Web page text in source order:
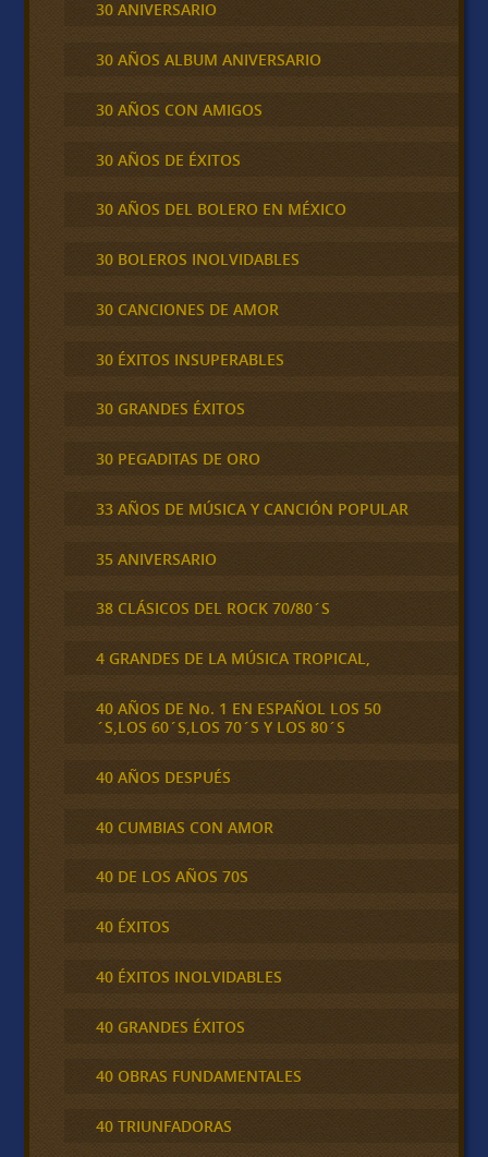
30 ANIVERSARIO
30 AÑOS ALBUM ANIVERSARIO
30 AÑOS CON AMIGOS
30 AÑOS DE ÉXITOS
30 AÑOS DEL BOLERO EN MÉXICO
30 BOLEROS INOLVIDABLES
30 CANCIONES DE AMOR
30 ÉXITOS INSUPERABLES
30 GRANDES ÉXITOS
30 PEGADITAS DE ORO
33 AÑOS DE MÚSICA Y CANCIÓN POPULAR
35 ANIVERSARIO
38 CLÁSICOS DEL ROCK 70/80´S
4 GRANDES DE LA MÚSICA TROPICAL,
40 AÑOS DE No. 1 EN ESPAÑOL LOS 50
´S,LOS 60´S,LOS 70´S Y LOS 80´S
40 AÑOS DESPUÉS
40 CUMBIAS CON AMOR
40 DE LOS AÑOS 70S
40 ÉXITOS
40 ÉXITOS INOLVIDABLES
40 GRANDES ÉXITOS
40 OBRAS FUNDAMENTALES
40 TRIUNFADORAS